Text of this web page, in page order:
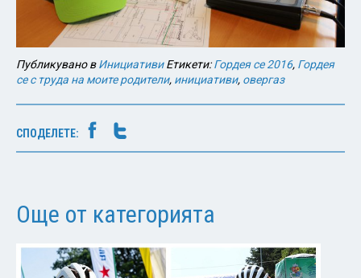
Публикувано вИнициативи Етикети:Гордея се 2016, Гордея
се с труда на моите родители, инициативи, овергаз
СПОДЕЛЕТЕ:
Още от категорията